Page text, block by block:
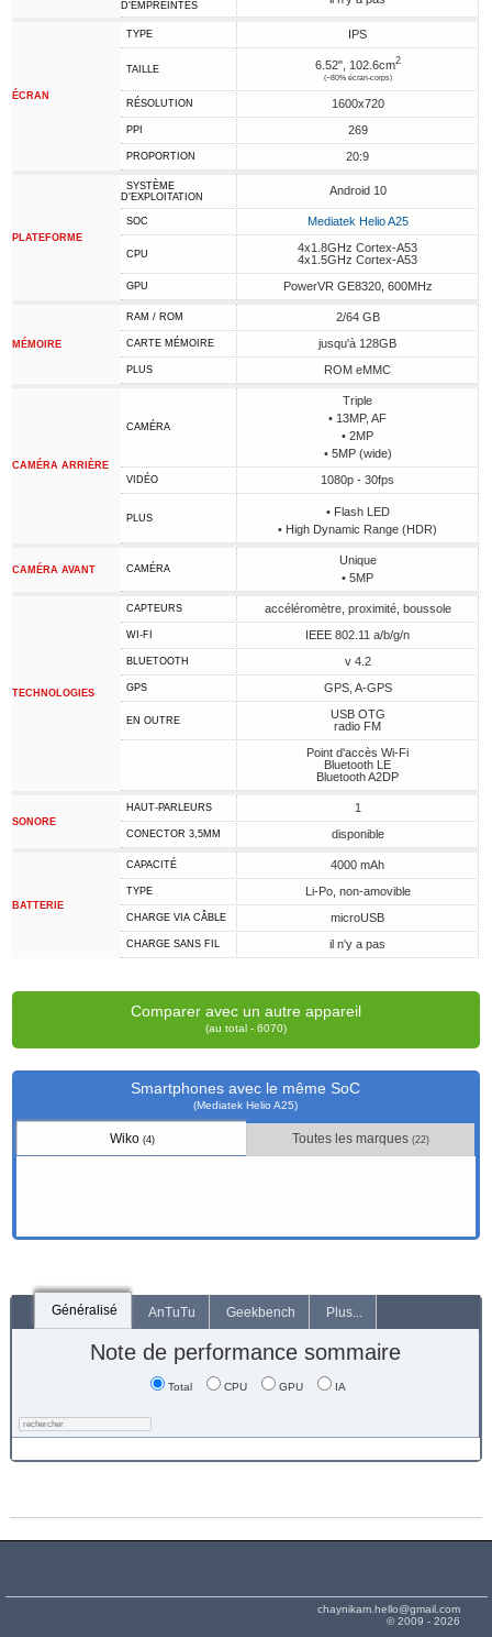
D'EMPREINTES
ÉCRAN
TYPE IPS
TAILLE 6.52", 102.6cm2
(~80% écran-corps)
RÉSOLUTION 1600x720
PPI 269
PROPORTION 20:9
PLATEFORME
SYSTÈME
D'EXPLOITATION
Android 10
SOC Mediatek Helio A25
CPU
4x1.8GHz Cortex-A53
4x1.5GHz Cortex-A53
GPU PowerVR GE8320, 600MHz
MÉMOIRE
RAM / ROM 2/64 GB
CARTE MÉMOIRE jusqu'à 128GB
PLUS ROM eMMC
CAMÉRA ARRIÈRE
CAMÉRA
Triple
• 13MP, AF
• 2MP
• 5MP (wide)
VIDÉO 1080p - 30fps
PLUS
• Flash LED
• High Dynamic Range (HDR)
CAMÉRA AVANT CAMÉRA
Unique
• 5MP
TECHNOLOGIES
CAPTEURS accéléromètre, proximité, boussole
WI-FI IEEE 802.11 a/b/g/n
BLUETOOTH v 4.2
GPS GPS, A-GPS
EN OUTRE
USB OTG
radio FM
Point d'accès Wi-Fi
Bluetooth LE
Bluetooth A2DP
SONORE
HAUT-PARLEURS 1
CONECTOR 3,5MM disponible
BATTERIE
CAPACITÉ 4000 mAh
TYPE Li-Po, non-amovible
CHARGE VIA CÂBLE microUSB
CHARGE SANS FIL il n'y a pas
Comparer avec un autre appareil
(au total - 6070)
Smartphones avec le même SoC
(Mediatek Helio A25)
Wiko (4) Toutes les marques(22)
Généralisé AnTuTu Geekbench Plus...
Note de performance sommaire
Total CPU GPU IA
chaynikam.hello@gmail.com
© 2009 - 2026